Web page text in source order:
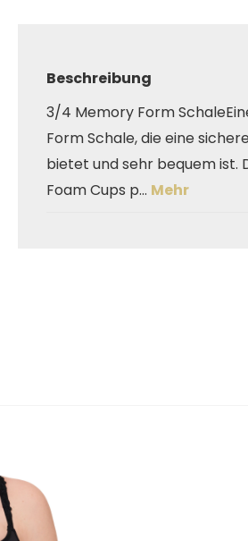
Beschreibung
3/4 Memory Form
Form Schale, die eine
bietet und sehr bequem ist.
Foam Cups p… Mehr